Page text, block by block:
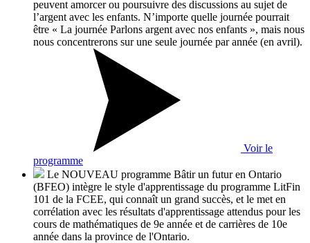
peuvent amorcer ou poursuivre des discussions au sujet de
l’argent avec les enfants. N’importe quelle journée pourrait
être « La journée Parlons argent avec nos enfants », mais nous
nous concentrerons sur une seule journée par année (en avril).
Voir le
programme
Le NOUVEAU programme Bâtir un futur en Ontario
(BFEO) intègre le style d'apprentissage du programme LitFin
101 de la FCEE, qui connaît un grand succès, et le met en
corrélation avec les résultats d'apprentissage attendus pour les
cours de mathématiques de 9e année et de carrières de 10e
année dans la province de l'Ontario.